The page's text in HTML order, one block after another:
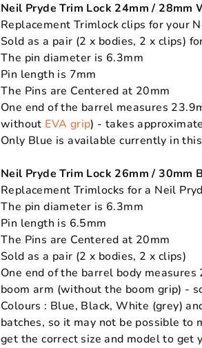
Neil Pryde Trim Lock 24mm / 28mm
Replacement Trimlock clips for your
Sold as a pair (2 x bodies, 2 x clips)
The pin diameter is 6.3mm
Pin length is 7mm
The Pins are Centered at 20mm
One end of the barrel measures
without EVA grip) - takes
Only Blue is available currently in
Neil Pryde Trim Lock 26mm / 30mm
Replacement Trimlocks for a Neil
The pin diameter is 6.3mm
Pin length is 6.5mm
The Pins are Centered at 20mm
Sold as a pair (2 x bodies, 2 x clips)
One end of the barrel body
boom arm (without the boom grip) -
Colours : Blue, Black, White (grey)
batches, so it may not be possible to
get the correct size and model to get